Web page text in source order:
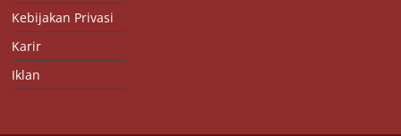
Kebijakan Privasi
Karir
Iklan